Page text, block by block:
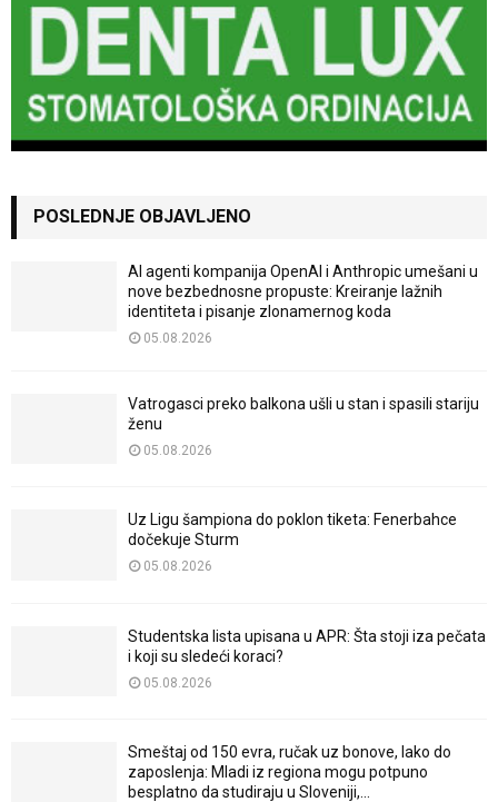
POSLEDNJE OBJAVLJENO
AI agenti kompanija OpenAI i Anthropic umešani u
nove bezbednosne propuste: Kreiranje lažnih
identiteta i pisanje zlonamernog koda
05.08.2026
Vatrogasci preko balkona ušli u stan i spasili stariju
ženu
05.08.2026
Uz Ligu šampiona do poklon tiketa: Fenerbahce
dočekuje Sturm
05.08.2026
Studentska lista upisana u APR: Šta stoji iza pečata
i koji su sledeći koraci?
05.08.2026
Smeštaj od 150 evra, ručak uz bonove, lako do
zaposlenja: Mladi iz regiona mogu potpuno
besplatno da studiraju u Sloveniji,...